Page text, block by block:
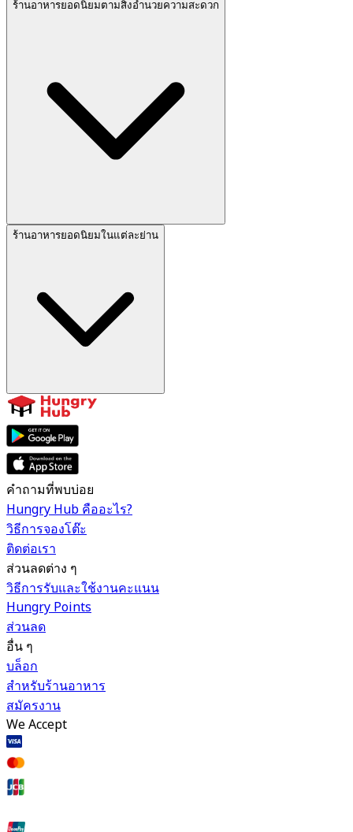
ร้านอาหารยอดนิยมตามสิ่งอำนวยความสะดวก
ร้านอาหารยอดนิยมในแต่ละย่าน
คำถามที่พบบ่อย
Hungry Hub คืออะไร?
วิธีการจองโต๊ะ
ติดต่อเรา
ส่วนลดต่าง ๆ
วิธีการรับและใช้งานคะแนน
Hungry Points
ส่วนลด
อื่น ๆ
บล็อก
สำหรับร้านอาหาร
สมัครงาน
We Accept